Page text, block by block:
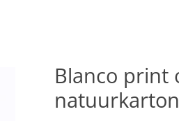
Blanco print